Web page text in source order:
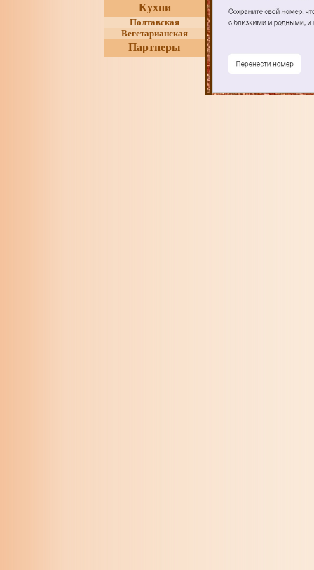
Кухни
Полтавская
Вегетарианская
Партнеры